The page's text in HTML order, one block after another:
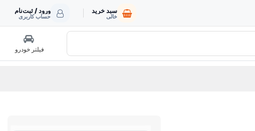
سبد خرید
خالی
ورود / ثبت‌نام
حساب کاربری
فیلتر خودرو